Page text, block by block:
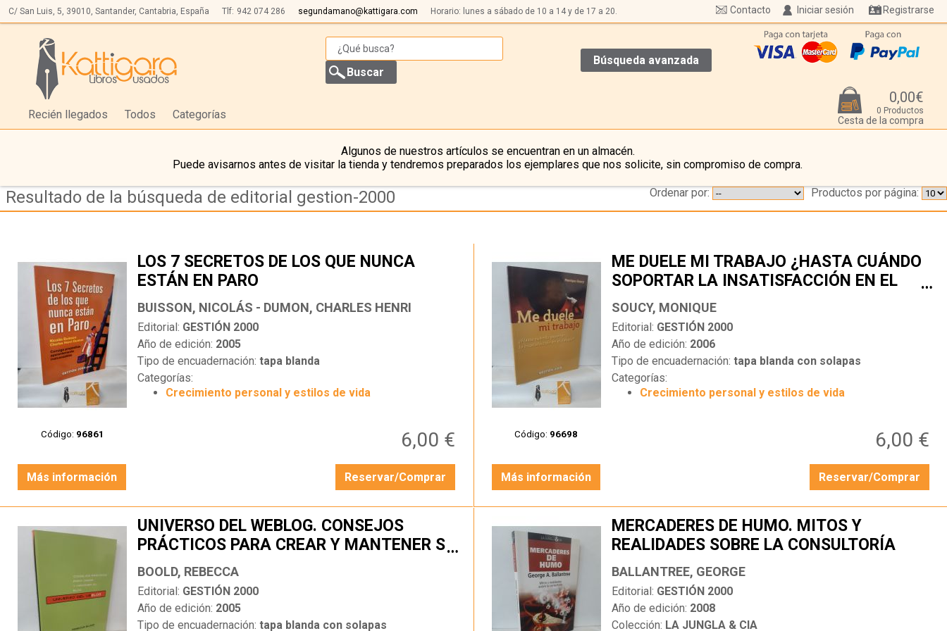
C/ San Luis, 5, 39010, Santander, Cantabria, España Tlf: 942 074 286 segundamano@kattigara.com Horario: lunes a sábado de 10 a 14 y de 17 a 20. Iniciar sesión Registrarse
Contacto
Búsqueda avanzada
Recién llegados Todos Categorías
0,00€
0 Productos
Cesta de la compra
Algunos de nuestros artículos se encuentran en un almacén.
Puede avisarnos antes de visitar la tienda y tendremos preparados los ejemplares que nos solicite, sin compromiso de compra.
Resultado de la búsqueda de editorial gestion-2000 Productos por página:
Ordenar por:
Código: 96861
LOS 7 SECRETOS DE LOS QUE NUNCA
ESTÁN EN PARO
BUISSON, NICOLÁS - DUMON, CHARLES HENRI
Editorial: GESTIÓN 2000
Año de edición: 2005
Tipo de encuadernación:tapa blanda
Categorías:
Crecimiento personal y estilos de vida
6,00 €
Más información Reservar/Comprar
Código: 96698
ME DUELE MI TRABAJO ¿HASTA CUÁNDO
SOPORTAR LA INSATISFACCIÓN EN EL
TRABAJO?
…
SOUCY, MONIQUE
Editorial: GESTIÓN 2000
Año de edición: 2006
Tipo de encuadernación: tapa blanda con solapas
Categorías:
Crecimiento personal y estilos de vida
6,00 €
Más información Reservar/Comprar
UNIVERSO DEL WEBLOG. CONSEJOS
PRÁCTICOS PARA CREAR Y MANTENER SU
BLOG
…
BOOLD, REBECCA
Editorial: GESTIÓN 2000
Año de edición: 2005
Tipo de encuadernación:tapa blanda con solapas
MERCADERES DE HUMO. MITOS Y
REALIDADES SOBRE LA CONSULTORÍA
BALLANTREE, GEORGE
Editorial: GESTIÓN 2000
Año de edición: 2008
Colección: LA JUNGLA & CIA